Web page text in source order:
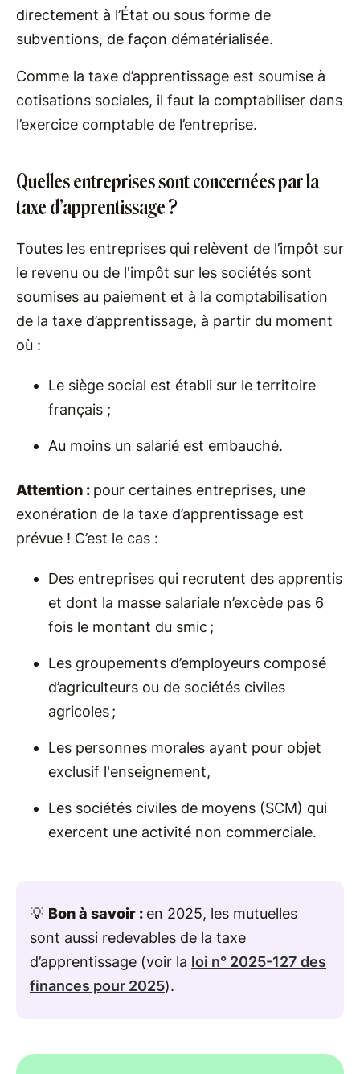
directement à l’État ou sous forme de
subventions, de façon dématérialisée.
Comme la taxe d’apprentissage est soumise à
cotisations sociales, il faut la comptabiliser dans
l’exercice comptable de l’entreprise.
Quelles entreprises sont concernées par la
taxe d’apprentissage ?
Toutes les entreprises qui relèvent de l’impôt sur
le revenu ou de l'impôt sur les sociétés sont
soumises au paiement et à la comptabilisation
de la taxe d’apprentissage, à partir du moment
où :
Le siège social est établi sur le territoire
français ;
Au moins un salarié est embauché.
Attention : pour certaines entreprises, une
exonération de la taxe d’apprentissage est
prévue ! C’est le cas :
Des entreprises qui recrutent des apprentis
et dont la masse salariale n’excède pas 6
fois le montant du smic ;
Les groupements d’employeurs composé
d’agriculteurs ou de sociétés civiles
agricoles ;
Les personnes morales ayant pour objet
exclusif l'enseignement,
Les sociétés civiles de moyens (SCM) qui
exercent une activité non commerciale.
💡 Bon à savoir : en 2025, les mutuelles
sont aussi redevables de la taxe
d’apprentissage (voir la loi n° 2025-127 des
finances pour 2025).